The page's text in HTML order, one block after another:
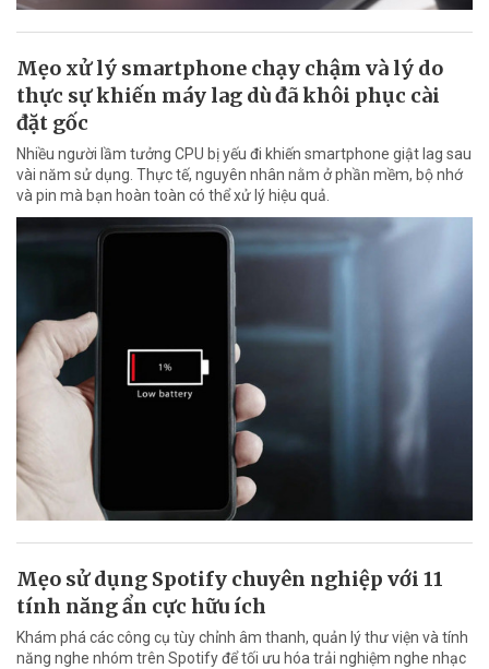
Mẹo xử lý smartphone chạy chậm và lý do
thực sự khiến máy lag dù đã khôi phục cài
đặt gốc
Nhiều người lầm tưởng CPU bị yếu đi khiến smartphone giật lag sau
vài năm sử dụng. Thực tế, nguyên nhân nằm ở phần mềm, bộ nhớ
và pin mà bạn hoàn toàn có thể xử lý hiệu quả.
Mẹo sử dụng Spotify chuyên nghiệp với 11
tính năng ẩn cực hữu ích
Khám phá các công cụ tùy chỉnh âm thanh, quản lý thư viện và tính
năng nghe nhóm trên Spotify để tối ưu hóa trải nghiệm nghe nhạc